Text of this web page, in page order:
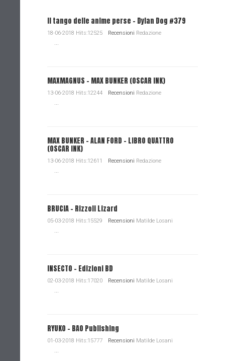
Il tango delle anime perse - Dylan Dog #379
18-06-2018 Hits:12525 Recensioni Redazione
MAXMAGNUS – MAX BUNKER (OSCAR INK)
13-06-2018 Hits:12244 Recensioni Redazione
MAX BUNKER – ALAN FORD – LIBRO QUATTRO
(OSCAR INK)
13-06-2018 Hits:12611 Recensioni Redazione
BRUCIA - Rizzoli Lizard
05-03-2018 Hits:15529 Recensioni Matilde Losani
INSECTO - Edizioni BD
02-03-2018 Hits:17020 Recensioni Matilde Losani
RYUKO - BAO Publishing
01-03-2018 Hits:15777 Recensioni Matilde Losani